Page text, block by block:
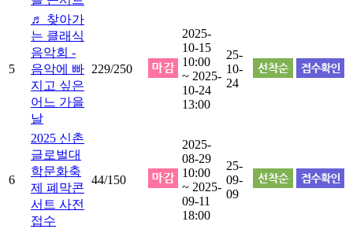
5
♬ 찾아가
는 클래식
음악회 -
음악에 빠
지고 싶은
어느 가을
날
229/250
2025-
10-15
10:00
~ 2025-
10-24
13:00
25-
10-
24
6
2025 신촌
글로벌대
학문화축
제 폐막콘
서트 사전
접수
44/150
2025-
08-29
10:00
~ 2025-
09-11
18:00
25-
09-
09